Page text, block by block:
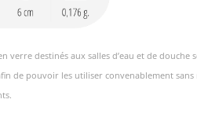
verre destinés aux salles d’eau et de douche
de pouvoir les utiliser convenablement